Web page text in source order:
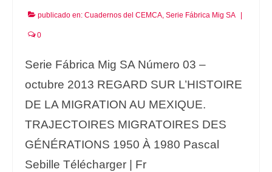
publicado en: Cuadernos del CEMCA, Serie Fábrica Mig SA
0
Serie Fábrica Mig SA Número 03 –
octubre 2013 REGARD SUR L’HISTOIRE
DE LA MIGRATION AU MEXIQUE.
TRAJECTOIRES MIGRATOIRES DES
GÉNÉRATIONS 1950 À 1980 Pascal
Sebille Télécharger | Fr